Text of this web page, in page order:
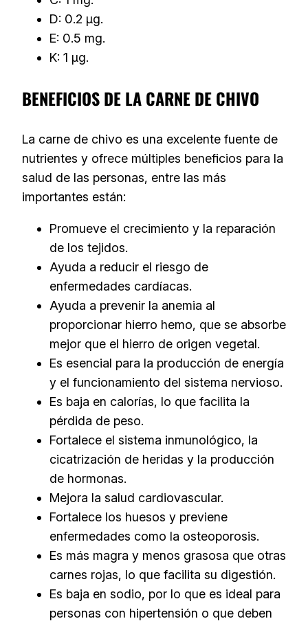
D: 0.2 µg.
E: 0.5 mg.
K: 1 µg.
BENEFICIOS DE LA CARNE DE CHIVO
La carne de chivo es una excelente fuente de
nutrientes y ofrece múltiples beneficios para la
salud de las personas, entre las más
importantes están:
Promueve el crecimiento y la reparación
de los tejidos.
Ayuda a reducir el riesgo de
enfermedades cardíacas.
Ayuda a prevenir la anemia al
proporcionar hierro hemo, que se absorbe
mejor que el hierro de origen vegetal.
Es esencial para la producción de energía
y el funcionamiento del sistema nervioso.
Es baja en calorías, lo que facilita la
pérdida de peso.
Fortalece el sistema inmunológico, la
cicatrización de heridas y la producción
de hormonas.
Mejora la salud cardiovascular.
Fortalece los huesos y previene
enfermedades como la osteoporosis.
Es más magra y menos grasosa que otras
carnes rojas, lo que facilita su digestión.
Es baja en sodio, por lo que es ideal para
personas con hipertensión o que deben